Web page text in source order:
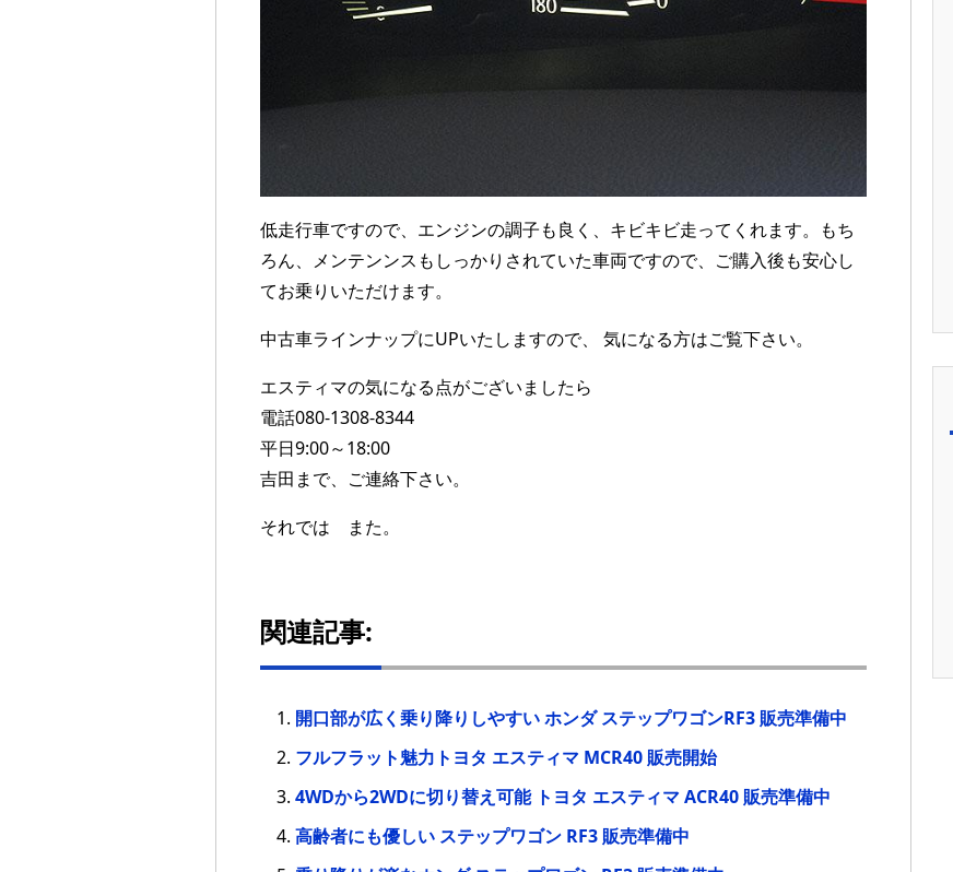
低走行車ですので、エンジンの調子も良く、キビキビ走ってくれます。もち
ろん、メンテンンスもしっかりされていた車両ですので、ご購入後も安心し
てお乗りいただけます。
中古車ラインナップにUPいたしますので、 気になる方はご覧下さい。
エスティマの気になる点がございましたら
電話080-1308-8344
平日9:00～18:00
吉田まで、ご連絡下さい。
それでは また。
関連記事:
開口部が広く乗り降りしやすい ホンダ ステップワゴンRF3 販売準備中
フルフラット魅力トヨタ エスティマ MCR40 販売開始
4WDから2WDに切り替え可能 トヨタ エスティマ ACR40 販売準備中
高齢者にも優しい ステップワゴン RF3 販売準備中